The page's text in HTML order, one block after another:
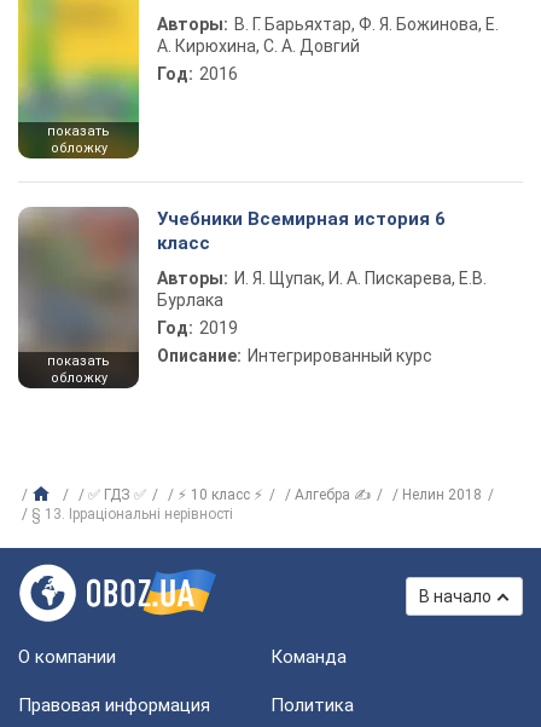
показать
обложку
Авторы: В. Г. Барьяхтар, Ф. Я. Божинова, Е.
А. Кирюхина, С. А. Довгий
Год: 2016
показать
обложку
Учебники Всемирная история 6
класс
Авторы: И. Я. Щупак, И. А. Пискарева, Е.В.
Бурлака
Год: 2019
Описание: Интегрированный курс
✅ ГДЗ ✅ ⚡ 10 класс ⚡ Алгебра ✍
Нелин 2018
§ 13. Ірраціональні нерівності
В начало
О компании Команда
Правовая информация
Политика